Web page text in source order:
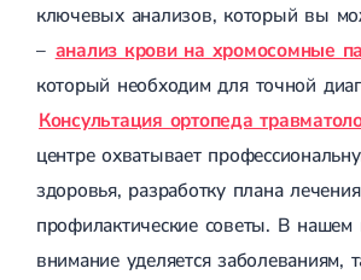
Реабилитация после
Дерматология
ключевых анализов, который вы
– анализ крови на хромосомные
который необходим для точной
Консультация ортопеда
центре охватывает
здоровья, разработку плана
профилактические советы. В нашем
внимание уделяется заболеваниям,